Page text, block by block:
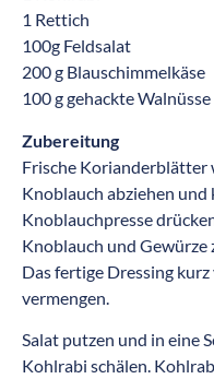
1 Rettich
100g Feldsalat
200 g Blauschimmelkäse
100 g gehackte Walnüsse
Zubereitung
Frische Korianderblätter
Knoblauch abziehen
Knoblauchpresse
Knoblauch und Gewürze
Das fertige Dressing
vermengen.
Salat putzen und in eine
Kohlrabi schälen.